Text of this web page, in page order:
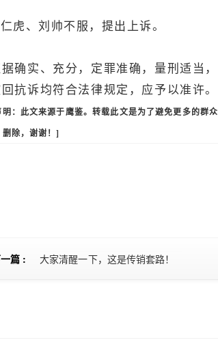
虎、刘帅不服，提出上诉。
确实、充分，定罪准确，量刑适当，
抗诉均符合法律规定，应予以准许。
： 此文来源于鹰鉴。转载此文是为了避免更多的群众
除，谢谢！ ]
篇 :
大家清醒一下，这是传销套路！